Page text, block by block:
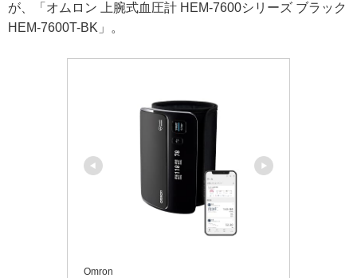
が、「オムロン 上腕式血圧計 HEM-7600シリーズ ブラック
HEM-7600T-BK」。
Omron